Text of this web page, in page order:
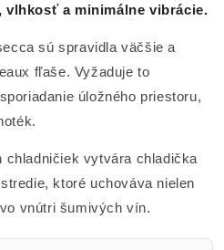
vlhkosť a minimálne vibrácie.
sú spravidla väčšie a
fľaše. Vyžaduje to
úložného priestoru,
chladničiek vytvára chladička
ktoré uchováva nielen
vnútri šumivých vín.